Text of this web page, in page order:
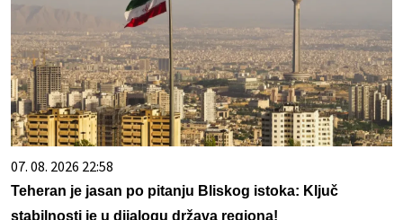
07. 08. 2026 22:58
Teheran je jasan po pitanju Bliskog istoka: Ključ
stabilnosti je u dijalogu država regiona!